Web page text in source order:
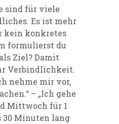
sind für viele
Es ist mehr
kein konkretes
formulierst du
Ziel? Damit
Verbindlichkeit.
nehme mir vor,
– „Ich gehe
Mittwoch für 1
30 Minuten lang